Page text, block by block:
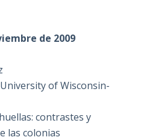
de 2009
of Wisconsin-
contrastes y
las colonias